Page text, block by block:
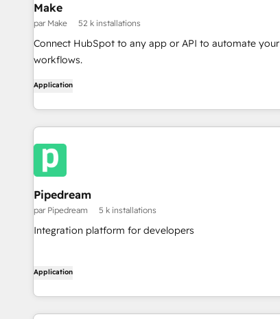
Make
par Make 52 k installations
Connect HubSpot to any app or API to automate your
workflows.
Application
Pipedream
par Pipedream 5 k installations
Integration platform for developers
Application